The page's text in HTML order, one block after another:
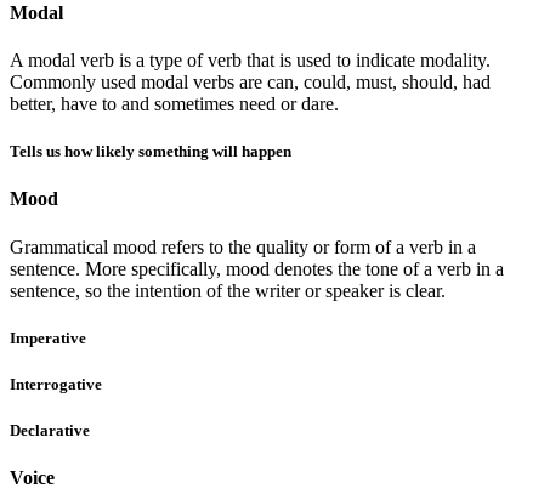
Modal
A modal verb is a type of verb that is used to indicate modality.
Commonly used modal verbs are can, could, must, should, had
better, have to and sometimes need or dare.
Tells us how likely something will happen
Mood
Grammatical mood refers to the quality or form of a verb in a
sentence. More specifically, mood denotes the tone of a verb in a
sentence, so the intention of the writer or speaker is clear.
Imperative
Interrogative
Declarative
Voice